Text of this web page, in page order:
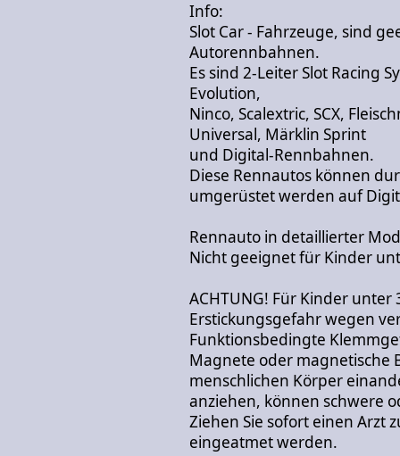
Info:
Slot Car - Fahrzeuge, sind
Autorennbahnen.
Es sind 2-Leiter Slot Racing
Evolution,
Ninco, Scalextric, SCX,
Universal, Märklin Sprint
und Digital-Rennbahnen.
Diese Rennautos können
umgerüstet werden auf
Rennauto in detaillierter
Nicht geeignet für Kinder
ACHTUNG! Für Kinder
Erstickungsgefahr wegen
Funktionsbedingte
Magnete oder magnetische
menschlichen Körper
anziehen, können schwere
Ziehen Sie sofort einen Arzt
eingeatmet werden.